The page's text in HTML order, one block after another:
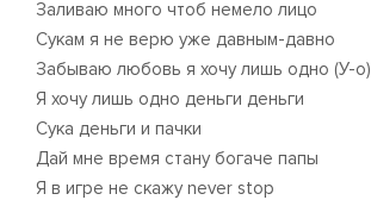
Заливаю много чтоб немело лицо
Сукам я не верю уже давным-давно
Забываю любовь я хочу лишь одно (У-о)
Я хочу лишь одно деньги деньги
Сука деньги и пачки
Дай мне время стану богаче папы
Я в игре не скажу never stop